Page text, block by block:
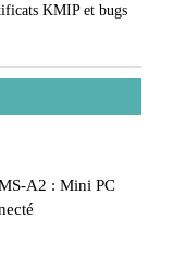
KMIP et bugs
A2 : Mini PC